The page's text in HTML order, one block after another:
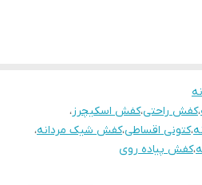
،کفش راحتی،کفش اسکیچرز،
،کتونی اقساطی،کفش شیک مردانه،
،کفش پیاده روی